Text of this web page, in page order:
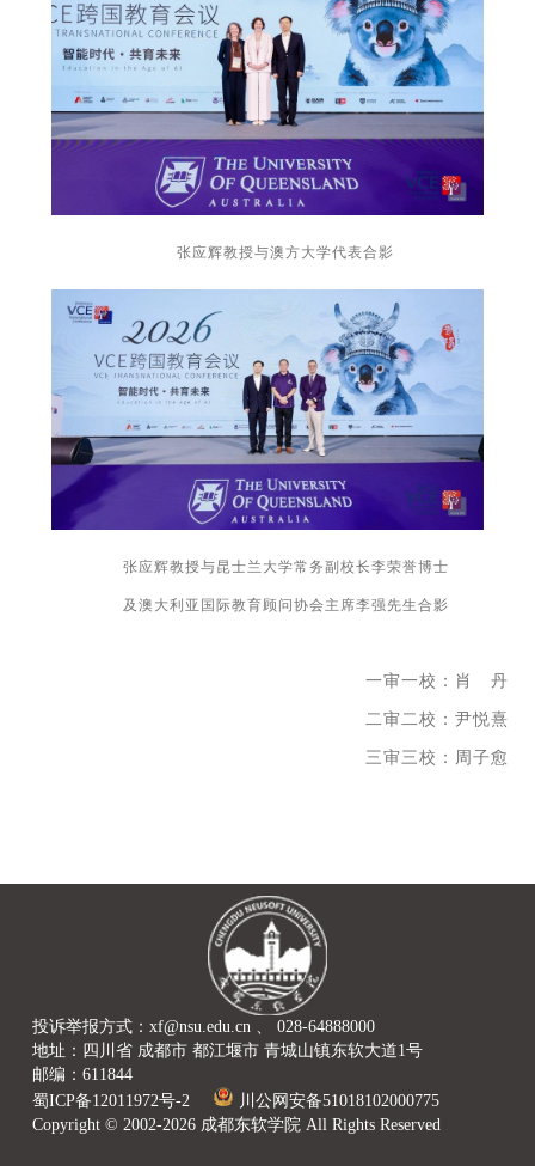
张应辉教授与澳方大学代表合影
张应辉教授与昆士兰大学常务副校长李荣誉博士
及澳大利亚国际教育顾问协会主席李强先生合影
一审一校：肖 丹
二审二校：尹悦熹
三审三校：周子愈
投诉举报方式：xf@nsu.edu.cn 、 028-64888000
地址：四川省 成都市 都江堰市 青城山镇东软大道1号
邮编：611844
蜀ICP备12011972号-2
川公网安备51018102000775
Copyright © 2002-2026 成都东软学院 All Rights Reserved